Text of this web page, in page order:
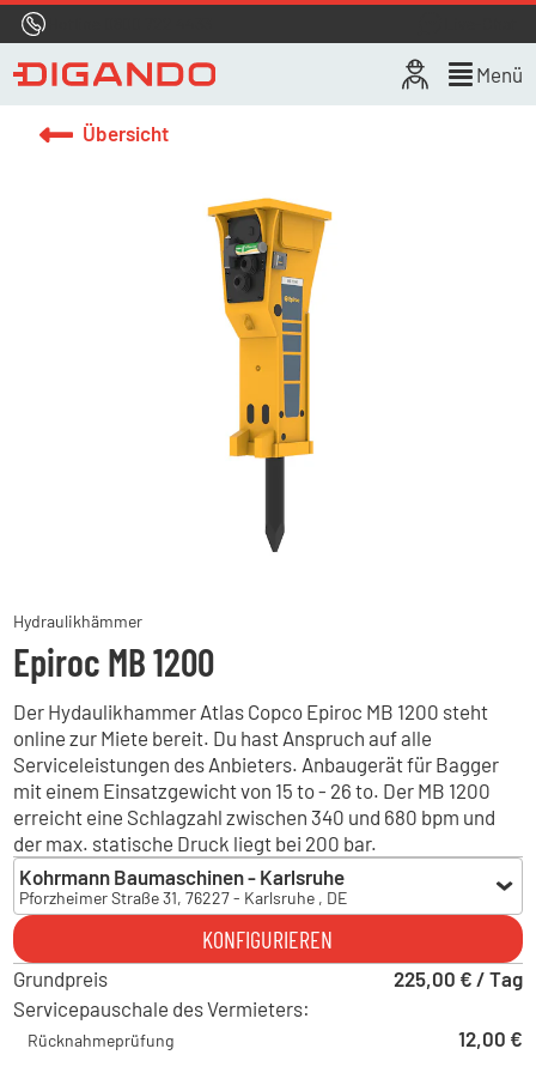
Menü
Übersicht
Hydraulikhämmer
Epiroc MB 1200
Der Hydaulikhammer Atlas Copco Epiroc MB 1200 steht
online zur Miete bereit. Du hast Anspruch auf alle
Serviceleistungen des Anbieters. Anbaugerät für Bagger
mit einem Einsatzgewicht von 15 to - 26 to. Der MB 1200
erreicht eine Schlagzahl zwischen 340 und 680 bpm und
der max. statische Druck liegt bei 200 bar.
Kohrmann Baumaschinen - Karlsruhe
Pforzheimer Straße 31, 76227 - Karlsruhe , DE
Kohrmann Baumaschinen - Karlsruhe
Pforzheimer Straße 31, 76227 - Karlsruhe , DE
Kohrmann Baumaschinen - Albbruck
Gewerbestraße 32, 79774 - Albbruck , DE
Hoch Baumaschinen - Freiburg
Siemenstraße 6, 79108 - Freiburg im Breisgau , DE
KONFIGURIEREN
Grundpreis
225,00 € / Tag
Servicepauschale des Vermieters:
Rücknahmeprüfung 12,00 €